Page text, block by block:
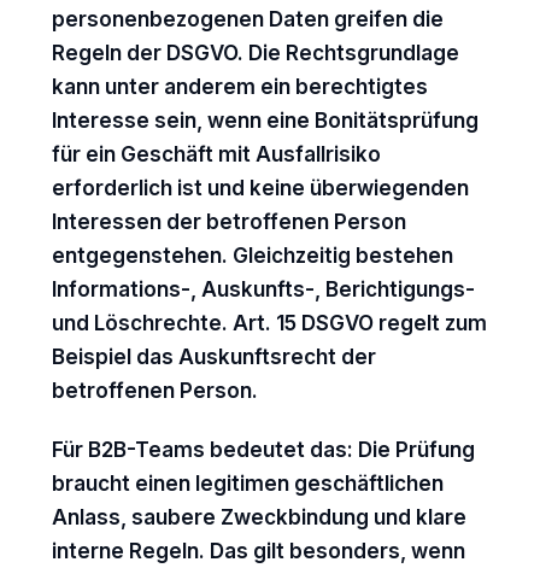
personenbezogenen Daten greifen die
Regeln der DSGVO. Die Rechtsgrundlage
kann unter anderem ein berechtigtes
Interesse sein, wenn eine Bonitätsprüfung
für ein Geschäft mit Ausfallrisiko
erforderlich ist und keine überwiegenden
Interessen der betroffenen Person
entgegenstehen. Gleichzeitig bestehen
Informations-, Auskunfts-, Berichtigungs-
und Löschrechte. Art. 15 DSGVO regelt zum
Beispiel das Auskunftsrecht der
betroffenen Person.
Für B2B-Teams bedeutet das: Die Prüfung
braucht einen legitimen geschäftlichen
Anlass, saubere Zweckbindung und klare
interne Regeln. Das gilt besonders, wenn